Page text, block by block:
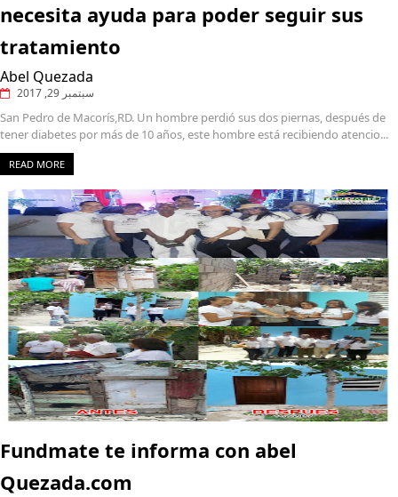
necesita ayuda para poder seguir sus
tratamiento
Abel Quezada
سبتمبر 29, 2017
San Pedro de Macorís,RD. Un hombre perdió sus dos piernas, después de
tener diabetes por más de 10 años, este hombre está recibiendo atencio...
READ MORE
Fundmate te informa con abel
Quezada.com